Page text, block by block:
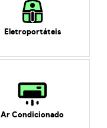
Eletroportáteis
Ar Condicionado